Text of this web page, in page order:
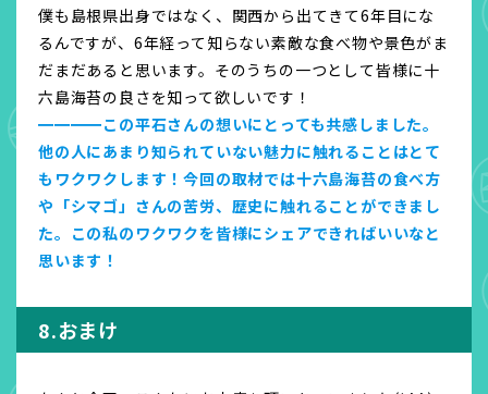
僕も島根県出身ではなく、関西から出てきて6年目にな
るんですが、6年経って知らない素敵な食べ物や景色がま
だまだあると思います。そのうちの一つとして皆様に十
六島海苔の良さを知って欲しいです！
━━━━この平石さんの想いにとっても共感しました。
他の人にあまり知られていない魅力に触れることはとて
もワクワクします！今回の取材では十六島海苔の食べ方
や「シマゴ」さんの苦労、歴史に触れることができまし
た。この私のワクワクを皆様にシェアできればいいなと
思います！
8.おまけ